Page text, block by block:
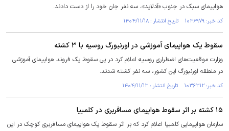
هواپیمای سبک در جنوب «آدلاید»، سه نفر جان خود را از دست دادند.
کد خبر: ۱۰۳۶۹۷۹ تاریخ انتشار : ۱۴۰۴/۱۱/۱۸
سقوط یک هواپیمای آموزشی در اورنبورگ روسیه با ۳ کشته
وزارت موقعیت‌های اضطراری روسیه اعلام کرد در پی سقوط یک فروند هواپیمای آموزشی
در منطقه اورنبورگ این کشور، سه نفر کشته شدند.
کد خبر: ۱۰۳۶۳۱۲ تاریخ انتشار : ۱۴۰۴/۱۱/۱۳
۱۵ کشته بر اثر سقوط هواپیمای مسافربری در کلمبیا
سازمان هواپیمایی کلمبیا اعلام کرد که بر اثر سقوط یک هواپیمای مسافربری کوچک در این